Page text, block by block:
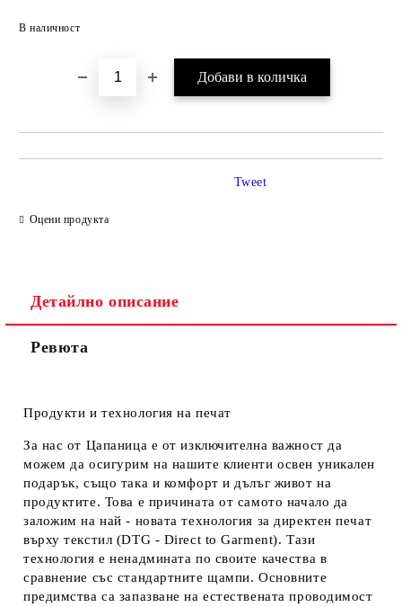
В наличност
Оцени продукта
Tweet
Детайлно описание
Ревюта
Продукти и технология на печат
За нас от Цапаница е от изключителна важност да
можем да осигурим на нашите клиенти освен уникален
подарък, също така и комфорт и дълъг живот на
продуктите. Това е причината от самото начало да
заложим на най - новата технология за директен печат
върху текстил (DTG - Direct to Garment). Тази
технология е ненадмината по своите качества в
сравнение със стандартните щампи. Основните
предимства са запазване на естествената проводимост